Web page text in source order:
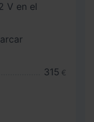
V en el
315 €